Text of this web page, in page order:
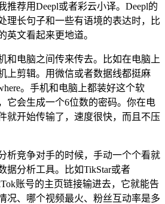
推荐用Deepl或者彩云小译。Deepl的
理长句子和一些有语境的表达时，比
英文看起来更地道。
和电脑之间传来传去。比如在电脑上
上剪辑。用微信或者数据线都挺麻
。手机和电脑上都装好这个软
它会生成一个6位数的密码。你在电
就开始传输了，速度很快，而且不压
析竞争对手的时候，手动一个个看就
据分析工具。比如TikStar或者
账号的主页链接输进去，它就能告
况、哪个视频最火、粉丝互动率是多